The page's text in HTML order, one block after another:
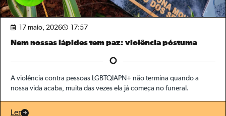
17 maio, 2026 17:57
Nem nossas lápides tem paz: violência póstuma
A violência contra pessoas LGBTQIAPN+ não termina quando a
nossa vida acaba, muita das vezes ela já começa no funeral.
Ler